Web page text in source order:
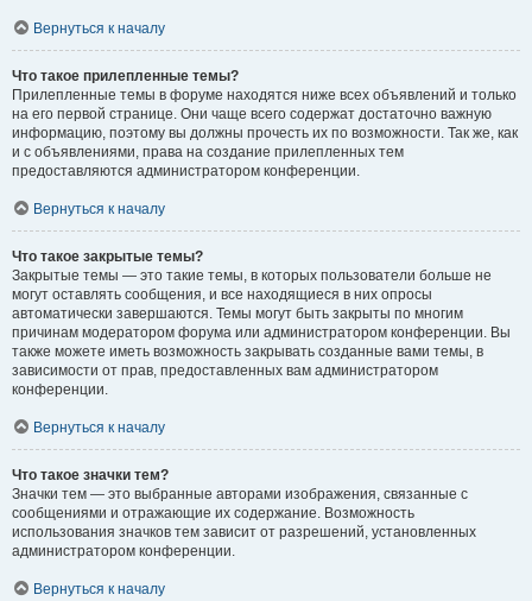
Вернуться к началу
Что такое прилепленные темы?
Прилепленные темы в форуме находятся ниже всех объявлений и только
на его первой странице. Они чаще всего содержат достаточно важную
информацию, поэтому вы должны прочесть их по возможности. Так же, как
и с объявлениями, права на создание прилепленных тем
предоставляются администратором конференции.
Вернуться к началу
Что такое закрытые темы?
Закрытые темы — это такие темы, в которых пользователи больше не
могут оставлять сообщения, и все находящиеся в них опросы
автоматически завершаются. Темы могут быть закрыты по многим
причинам модератором форума или администратором конференции. Вы
также можете иметь возможность закрывать созданные вами темы, в
зависимости от прав, предоставленных вам администратором
конференции.
Вернуться к началу
Что такое значки тем?
Значки тем — это выбранные авторами изображения, связанные с
сообщениями и отражающие их содержание. Возможность
использования значков тем зависит от разрешений, установленных
администратором конференции.
Вернуться к началу